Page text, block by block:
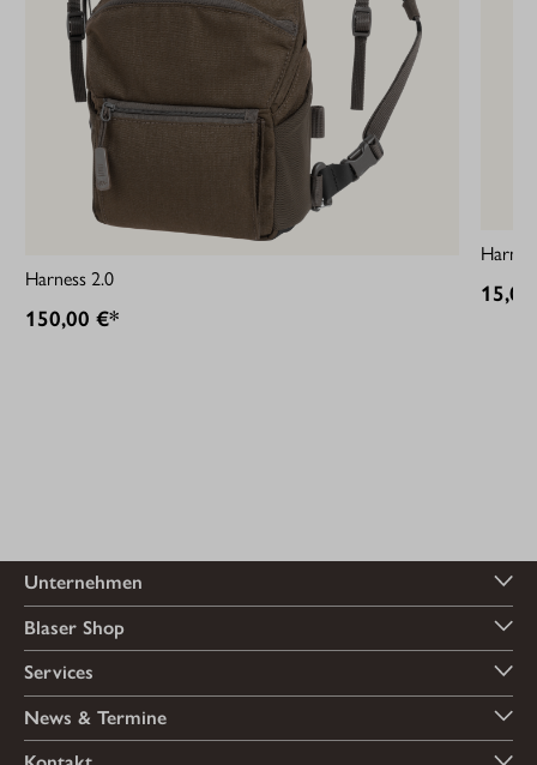
Harness 2.0
150,00 €*
Unternehmen
Blaser Shop
Services
News & Termine